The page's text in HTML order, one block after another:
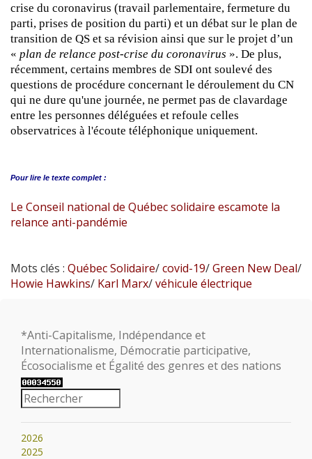
crise du coronavirus (travail parlementaire, fermeture du
parti, prises de position du parti) et un débat sur le plan de
transition de QS et sa révision ainsi que sur le projet d’un
« plan de relance post-crise du coronavirus ». De plus,
récemment, certains membres de SDI ont soulevé des
questions de procédure concernant le déroulement du CN
qui ne dure qu'une journée, ne permet pas de clavardage
entre les personnes déléguées et refoule celles
observatrices à l'écoute téléphonique uniquement.
Pour lire le texte complet :
Le Conseil national de Québec solidaire escamote la
relance anti-pandémie
Mots clés : Québec Solidaire/covid-19/Green New Deal/
Howie Hawkins/ Karl Marx/véhicule électrique
*Anti-Capitalisme, Indépendance et
Internationalisme, Démocratie participative,
Écosocialisme et Égalité des genres et des nations
2026
2025